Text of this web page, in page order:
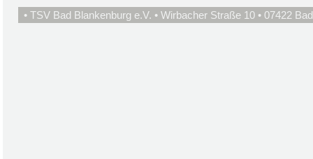
• TSV Bad Blankenburg e.V. • Wirbacher Straße 10 • 07422